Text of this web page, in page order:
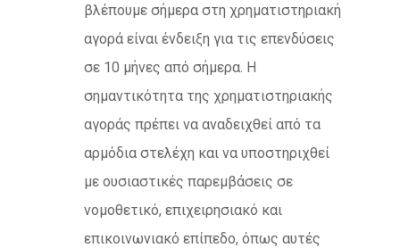
βλέπουμε σήμερα στη χρηματιστηριακή
αγορά είναι ένδειξη για τις επενδύσεις
σε 10 μήνες από σήμερα. Η
σημαντικότητα της χρηματιστηριακής
αγοράς πρέπει να αναδειχθεί από τα
αρμόδια στελέχη και να υποστηριχθεί
με ουσιαστικές παρεμβάσεις σε
νομοθετικό, επιχειρησιακό και
επικοινωνιακό επίπεδο, όπως αυτές